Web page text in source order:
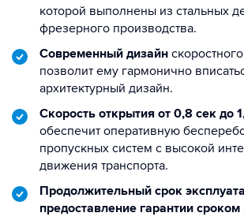
которой выполнены из стальных
фрезерного производства.
Современный дизайн
позволит ему гармонично
архитектурный дизайн.
Скорость открытия от 0,8 сек до
обеспечит оперативную
пропускных систем с высокой
движения транспорта.
Продолжительный срок
предоставление гарантии сроком